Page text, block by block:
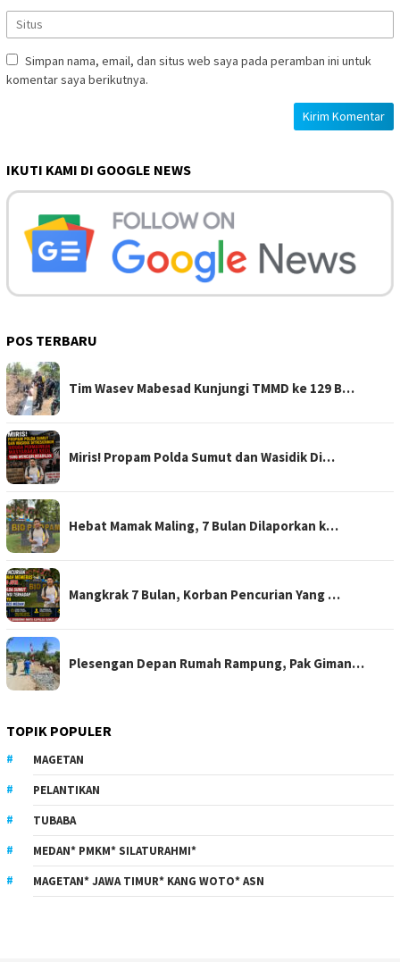
Simpan nama, email, dan situs web saya pada peramban ini untuk
komentar saya berikutnya.
IKUTI KAMI DI GOOGLE NEWS
POS TERBARU
Tim Wasev Mabesad Kunjungi TMMD ke 129 B…
Miris! Propam Polda Sumut dan Wasidik Di…
Hebat Mamak Maling, 7 Bulan Dilaporkan k…
Mangkrak 7 Bulan, Korban Pencurian Yang …
Plesengan Depan Rumah Rampung, Pak Giman…
TOPIK POPULER
MAGETAN
PELANTIKAN
TUBABA
MEDAN* PMKM* SILATURAHMI*
MAGETAN* JAWA TIMUR* KANG WOTO* ASN